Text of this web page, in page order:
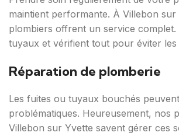
maintient performante. À Villebon sur
plombiers offrent un service complet.
tuyaux et vérifient tout pour éviter les
Réparation de plomberie
Les fuites ou tuyaux bouchés
problématiques. Heureusement, nos
Villebon sur Yvette savent gérer ces